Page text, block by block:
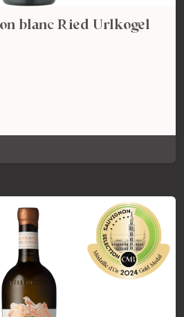
blanc Ried Urlkogel